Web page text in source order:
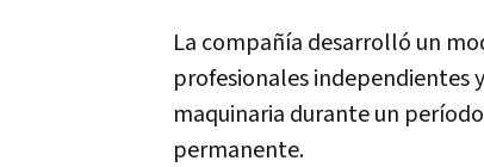
La compañía desarrolló un
profesionales independientes
maquinaria durante un
permanente.